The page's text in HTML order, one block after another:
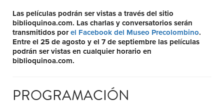
Las películas podrán ser vistas a través del sitio
biblioquinoa.com. Las charlas y conversatorios serán
transmitidos porel Facebook del Museo Precolombino.
Entre el 25 de agosto y el 7 de septiembre las películas
podrán ser vistas en cualquier horario en
biblioquinoa.com.
PROGRAMACIÓN